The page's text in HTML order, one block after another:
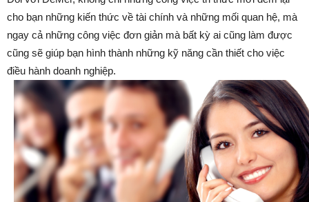
cho bạn những kiến thức về tài chính và những mối quan hệ, mà
ngay cả những công việc đơn giản mà bất kỳ ai cũng làm được
cũng sẽ giúp bạn hình thành những kỹ năng cần thiết cho việc
điều hành doanh nghiệp.